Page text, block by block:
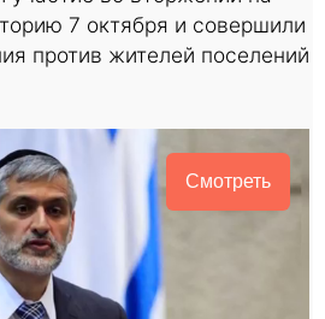
7 октября и совершили
против жителей поселений
Смотреть